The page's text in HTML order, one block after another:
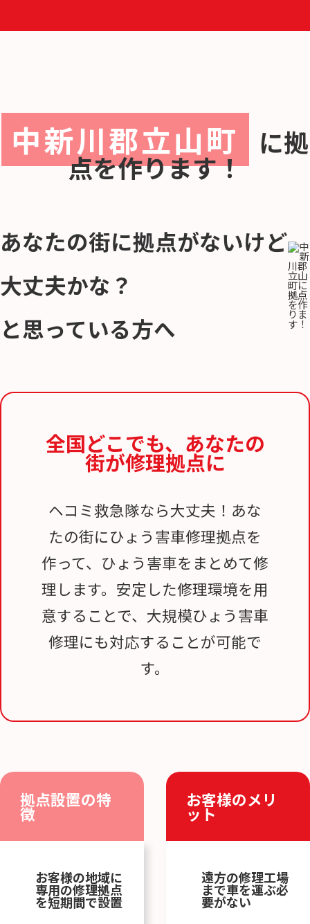
中新川郡立山町 に拠
点を作ります！
あなたの街に拠点がないけど
大丈夫かな？
と思っている方へ
全国どこでも、 あなたの
街が修理拠点に
ヘコミ救急隊なら大丈夫！あな
たの街にひょう害車修理拠点を
作って、ひょう害車をまとめて修
理します。安定した修理環境を用
意することで、大規模ひょう害車
修理にも対応することが可能で
す。
拠点設置の特
徴
お客様の地域に
専用の修理拠点
を短期間で設置
お客様のメリ
ット
遠方の修理工場
まで車を運ぶ必
要がない